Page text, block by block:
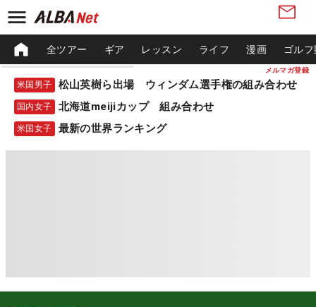
メルマガ登録
全ツアー ギア レッスン ライフ 漫画 ゴル
米国男子 松山英樹ら出場 ウィンダム選手権の組み合わせ
国内女子 北海道meijiカップ 組み合わせ
米国女子 最新の世界ランキング